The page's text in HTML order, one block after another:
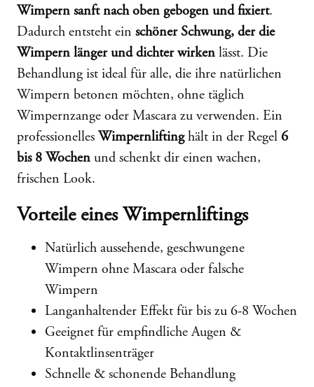
Wimpern sanft nach oben gebogen und fixiert.
Dadurch entsteht ein schöner Schwung, der die
Wimpern länger und dichter wirken lässt. Die
Behandlung ist ideal für alle, die ihre natürlichen
Wimpern betonen möchten, ohne täglich
Wimpernzange oder Mascara zu verwenden. Ein
professionelles Wimpernliftinghält in der Regel 6
bis 8 Wochen und schenkt dir einen wachen,
frischen Look.
Vorteile eines Wimpernliftings
Natürlich aussehende, geschwungene
Wimpern ohne Mascara oder falsche
Wimpern
Langanhaltender Effekt für bis zu 6-8 Wochen
Geeignet für empfindliche Augen &
Kontaktlinsenträger
Schnelle & schonende Behandlung